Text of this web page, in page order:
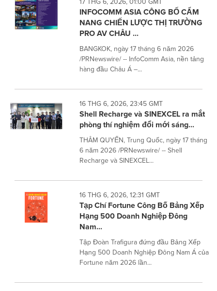
INFOCOMM ASIA CÔNG BỐ CẨM
NANG CHIẾN LƯỢC THỊ TRƯỜNG
PRO AV CHÂU ...
BANGKOK, ngày 17 tháng 6 năm 2026
/PRNewswire/ -- InfoComm Asia, nền tảng
hàng đầu Châu Á –...
16 THG 6, 2026, 23:45 GMT
Shell Recharge và SINEXCEL ra mắt
phòng thí nghiệm đổi mới sáng...
THÂM QUYẾN, Trung Quốc, ngày 17 tháng
6 năm 2026 /PRNewswire/ -- Shell
Recharge và SINEXCEL...
16 THG 6, 2026, 12:31 GMT
Tạp Chí Fortune Công Bố Bảng Xếp
Hạng 500 Doanh Nghiệp Đông
Nam...
Tập Đoàn Trafigura đứng đầu Bảng Xếp
Hạng 500 Doanh Nghiệp Đông Nam Á của
Fortune năm 2026 lần...